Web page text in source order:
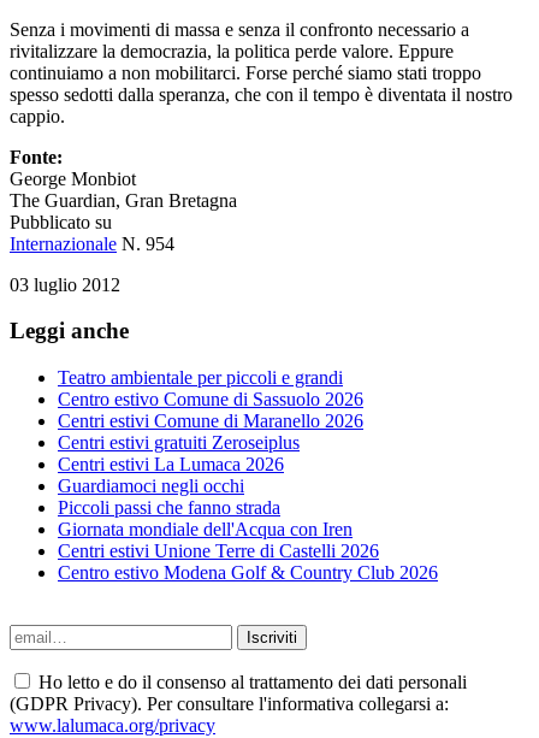
Senza i movimenti di massa e senza il confronto necessario a
rivitalizzare la democrazia, la politica perde valore. Eppure
continuiamo a non mobilitarci. Forse perché siamo stati troppo
spesso sedotti dalla speranza, che con il tempo è diventata il nostro
cappio.
Fonte:
George Monbiot
The Guardian, Gran Bretagna
Pubblicato su
Internazionale N. 954
03 luglio 2012
Leggi anche
Teatro ambientale per piccoli e grandi
Centro estivo Comune di Sassuolo 2026
Centri estivi Comune di Maranello 2026
Centri estivi gratuiti Zeroseiplus
Centri estivi La Lumaca 2026
Guardiamoci negli occhi
Piccoli passi che fanno strada
Giornata mondiale dell'Acqua con Iren
Centri estivi Unione Terre di Castelli 2026
Centro estivo Modena Golf & Country Club 2026
Ho letto e do il consenso al trattamento dei dati personali
(GDPR Privacy). Per consultare l'informativa collegarsi a:
www.lalumaca.org/privacy